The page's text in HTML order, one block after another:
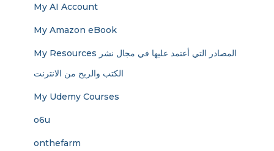
My AI Account
My Amazon eBook
My Resources المصادر التي أعتمد عليها في مجال نشر
الكتب والربح من الانترنت
My Udemy Courses
o6u
onthefarm